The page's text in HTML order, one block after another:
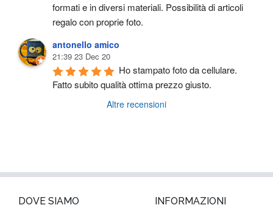
formati e in diversi materiali. Possibilità di articoli
regalo con proprie foto.
antonello amico
21:39 23 Dec 20
Ho stampato foto da cellulare.
Fatto subito qualità ottima prezzo giusto.
Altre recensioni
DOVE SIAMO
INFORMAZIONI